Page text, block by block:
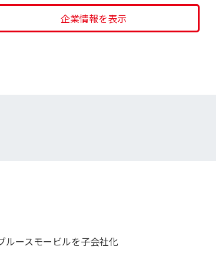
企業情報を表示
ルースモービルを子会社化